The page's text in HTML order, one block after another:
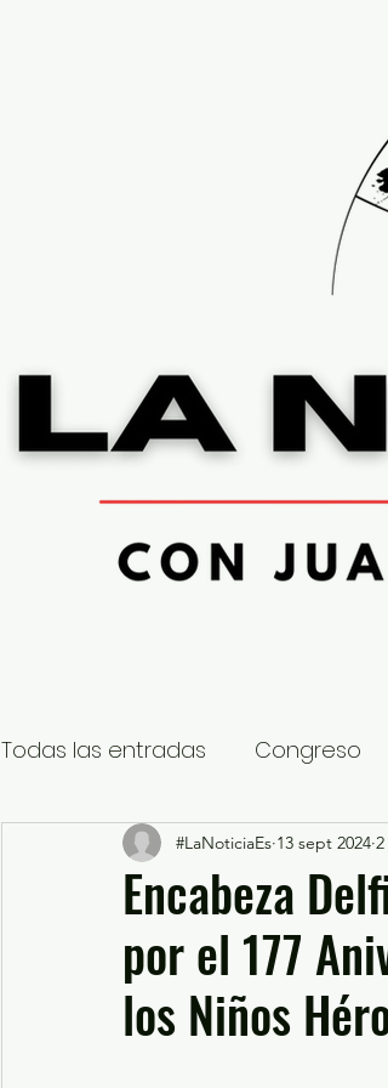
Todas las entradas Congreso
Nacional Estatal
Educación y Cultura
¿Qué pasa en tus municipios?
Encabeza
por el 177
los Niños
#LaNoticiaEs 13 sept 2024